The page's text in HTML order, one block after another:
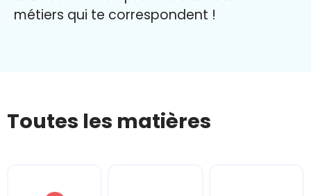
métiers qui te correspondent !
Toutes les matières